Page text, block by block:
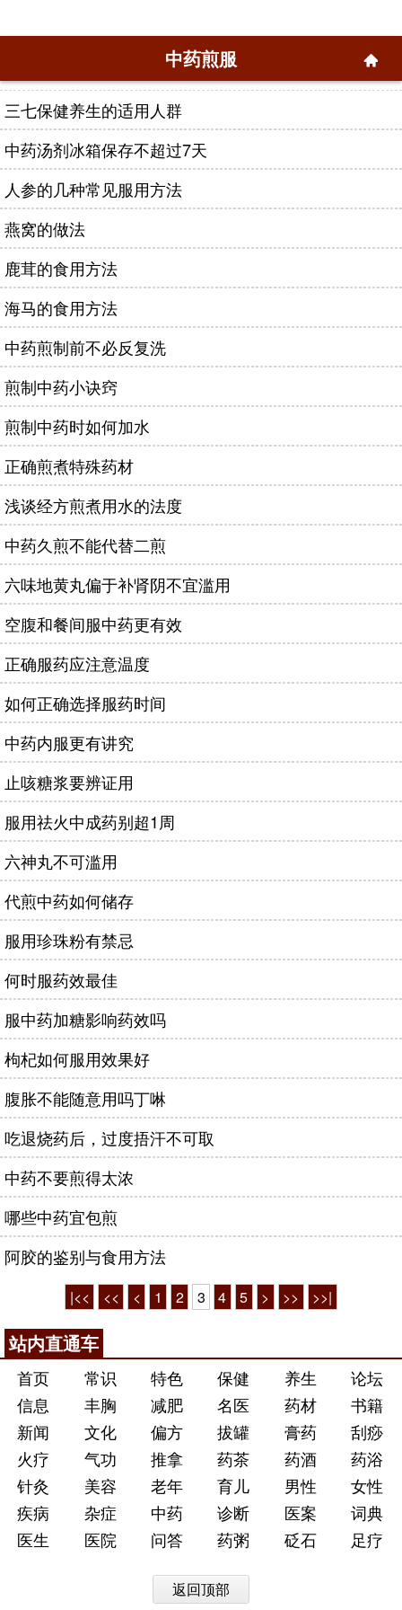
中药煎服
三七保健养生的适用人群
中药汤剂冰箱保存不超过7天
人参的几种常见服用方法
燕窝的做法
鹿茸的食用方法
海马的食用方法
中药煎制前不必反复洗
煎制中药小诀窍
煎制中药时如何加水
正确煎煮特殊药材
浅谈经方煎煮用水的法度
中药久煎不能代替二煎
六味地黄丸偏于补肾阴不宜滥用
空腹和餐间服中药更有效
正确服药应注意温度
如何正确选择服药时间
中药内服更有讲究
止咳糖浆要辨证用
服用祛火中成药别超1周
六神丸不可滥用
代煎中药如何储存
服用珍珠粉有禁忌
何时服药效最佳
服中药加糖影响药效吗
枸杞如何服用效果好
腹胀不能随意用吗丁啉
吃退烧药后，过度捂汗不可取
中药不要煎得太浓
哪些中药宜包煎
阿胶的鉴别与食用方法
|<< << < 1 2 3 4 5 > >> >>|
站内直通车
首页 常识 特色 保健 养生
论坛
信息
丰胸 减肥 名医 药材
书籍
新闻
文化 偏方 拔罐 膏药
刮痧
火疗
气功 推拿 药茶 药酒
药浴
针灸
美容 老年 育儿 男性
女性
疾病
杂症 中药 诊断 医案
词典
医生
医院 问答 药粥 砭石 足疗
返回顶部